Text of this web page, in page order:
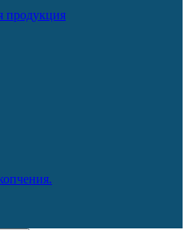
продукция